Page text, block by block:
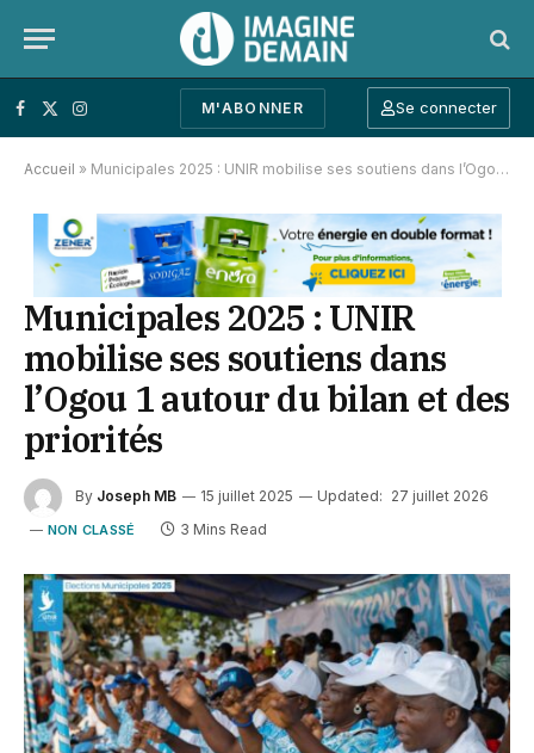
Facebook
X (Twitter)
Instagram
M'ABONNER Se connecter
Accueil » Municipales 2025 : UNIR mobilise ses soutiens dans l’Ogou 1 autour du bilan et des priorités
Municipales 2025 : UNIR
mobilise ses soutiens dans
l’Ogou 1 autour du bilan et des
priorités
By Joseph MB 15 juillet 2025 Updated: 27 juillet 2026
NON CLASSÉ 3 Mins Read